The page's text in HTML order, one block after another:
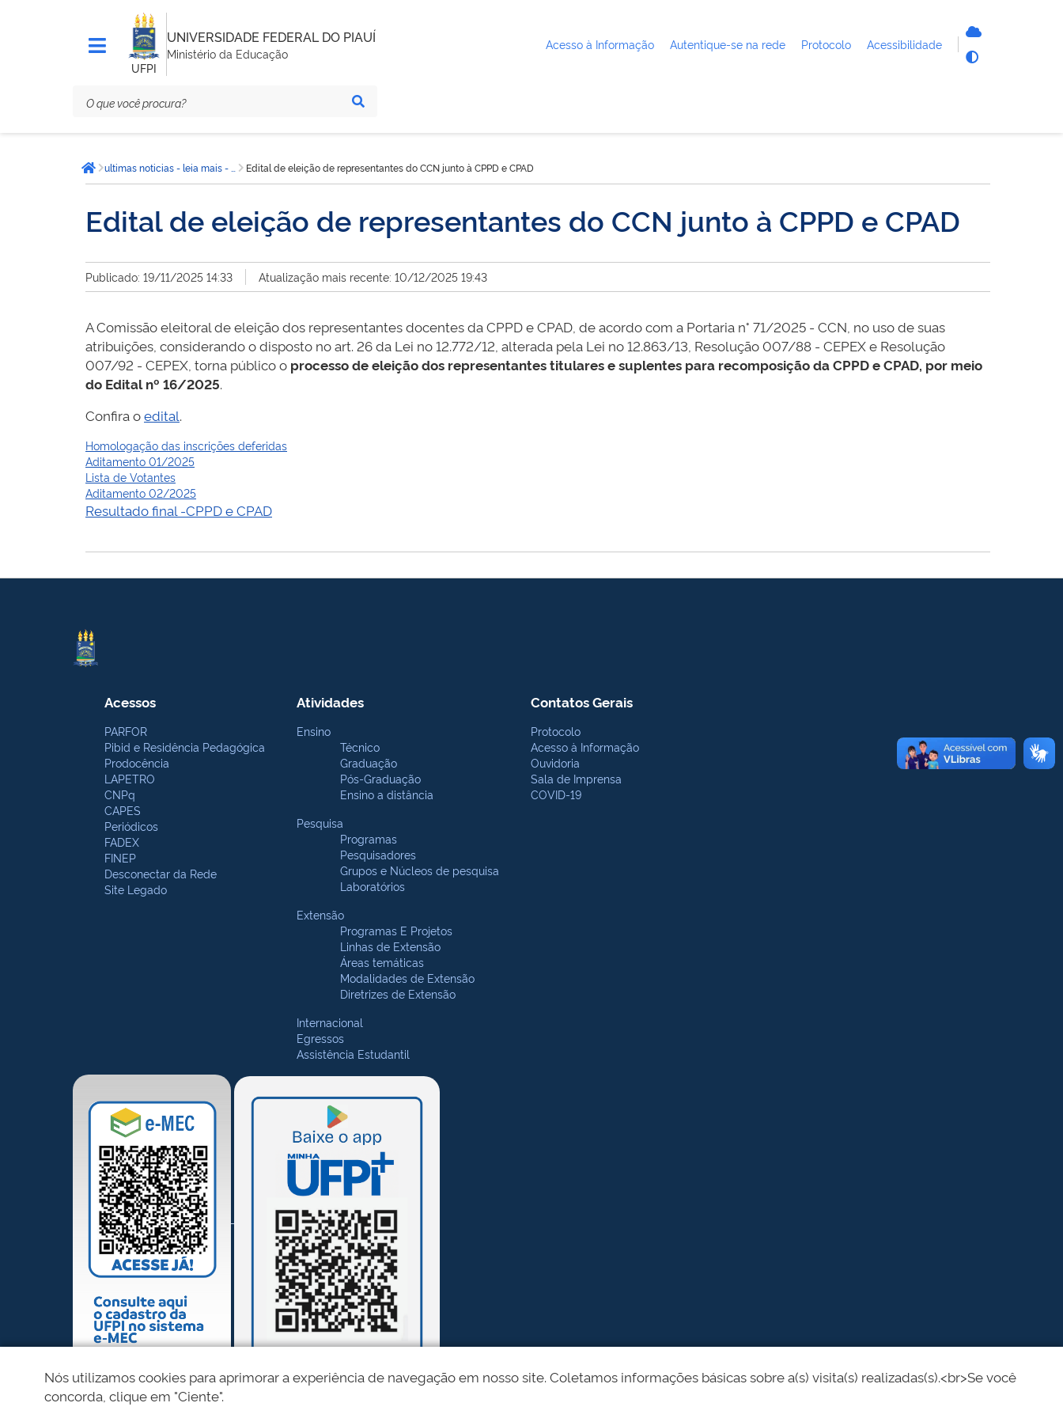
UFPI
UNIVERSIDADE FEDERAL DO PIAUÍ
Ministério da Educação
Acesso à Informação Autentique-se na rede Protocolo Acessibilidade
está
aqui:Página inicial Edital de eleição de representantes do CCN junto à CPPD e CPAD
Edital de eleição de representantes do CCN junto à CPPD e CPAD
Publicado: 19/11/2025 14:33 Atualização mais recente: 10/12/2025 19:43
A Comissão eleitoral de eleição dos representantes docentes da CPPD e CPAD, de acordo com a Portaria n° 71/2025 - CCN, no uso de suas
atribuições, considerando o disposto no art. 26 da Lei no 12.772/12, alterada pela Lei no 12.863/13, Resolução 007/88 - CEPEX e Resolução
007/92 - CEPEX, torna público o processo de eleição dos representantes titulares e suplentes para recomposição da CPPD e CPAD, por meio
do Edital nº 16/2025.
Confira oedital.
Homologação das inscrições deferidas
Aditamento 01/2025
Lista de Votantes
Aditamento 02/2025
Resultado final -CPPD e CPAD
Acessos
PARFOR
Pibid e Residência Pedagógica
Prodocência
LAPETRO
CNPq
CAPES
Periódicos
FADEX
FINEP
Desconectar da Rede
Site Legado
Atividades
Ensino
Técnico
Graduação
Pós-Graduação
Ensino a distância
Pesquisa
Programas
Pesquisadores
Grupos e Núcleos de pesquisa
Laboratórios
Extensão
Programas E Projetos
Linhas de Extensão
Áreas temáticas
Modalidades de Extensão
Diretrizes de Extensão
Internacional
Egressos
Assistência Estudantil
Contatos Gerais
Protocolo
Acesso à Informação
Ouvidoria
Sala de Imprensa
COVID-19
Nós utilizamos cookies para aprimorar a experiência de navegação em nosso site. Coletamos informações básicas sobre a(s) visita(s) realizadas(s).<br>Se você
concorda, clique em "Ciente".